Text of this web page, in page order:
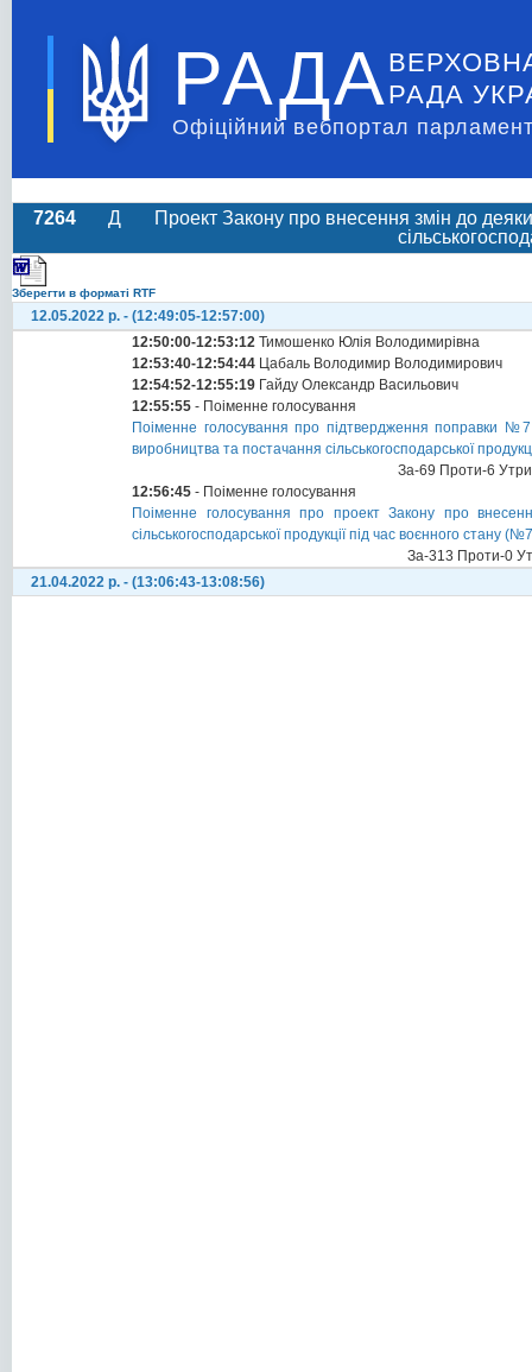
РАДА РАДА
Офіційний вебпортал
7264 Д
Проект Закону про внесення змін до
Зберегти в форматі RTF
12.05.2022 р. - (12:49:05-12:57:00)
12:50:00-12:53:12 Тимошенко Юлія Володимирівна
12:53:40-12:54:44 Цабаль Володимир Володимирович
12:54:52-12:55:19 Гайду Олександр Васильович
12:55:55 - Поіменне голосування
Поіменне голосування про підтвердження поправки
виробництва та постачання сільськогосподарської
За-69 Проти-6
12:56:45 - Поіменне голосування
Поіменне голосування про проект Закону про
сільськогосподарської продукції під час воєнного стану
За-313 Проти-0
21.04.2022 р. - (13:06:43-13:08:56)